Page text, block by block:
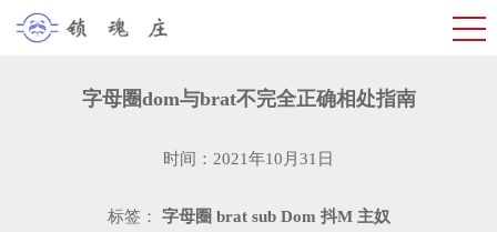
字母圈dom与brat不完全正确相处指南
时间：2021年10月31日
标签： 字母圈 brat sub Dom 抖M 主奴